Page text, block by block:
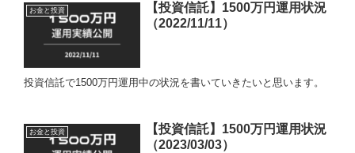
お金と投資
【投資信託】1500万円運用状況
（2022/11/11）
投資信託で1500万円運用中の状況を書いていきたいと思います。
お金と投資
【投資信託】1500万円運用状況
（2023/03/03）